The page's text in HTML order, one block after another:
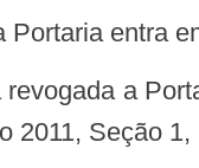
Portaria entra
2011, Seção 1,